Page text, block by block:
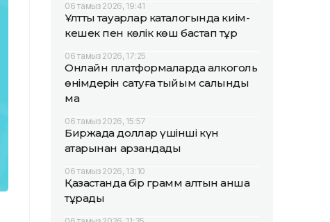
06 тамыз 2026, 19:41
Ұлттық тауарлар каталогында киім-
кешек пен көлік көш бастап тұр
06 тамыз 2026, 17:25
Онлайн платформаларда алкоголь
өнімдерін сатуға тыйым салынды
ма
06 тамыз 2026, 15:57
Биржада доллар үшінші күн
қатарынан арзандады
06 тамыз 2026, 13:10
Қазақстанда бір грамм алтын қанша
тұрады